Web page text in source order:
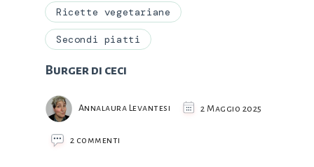
Ricette vegetariane
Secondi piatti
Burger di ceci
Annalaura Levantesi 2 Maggio 2025
2 commenti